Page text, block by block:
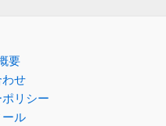
要
せ
リシー
ル